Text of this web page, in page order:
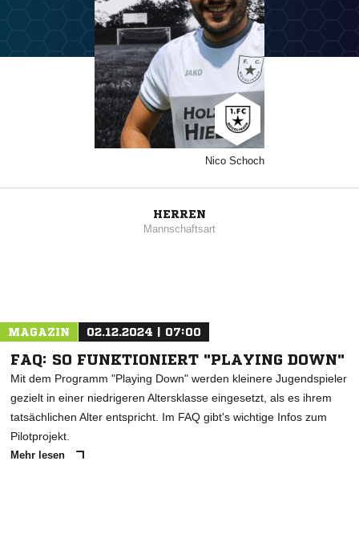
Nico Schoch
HERREN
Mannschaftsart
MAGAZIN 02.12.2024 | 07:00
FAQ: SO FUNKTIONIERT "PLAYING DOWN"
Mit dem Programm "Playing Down" werden kleinere Jugendspieler
gezielt in einer niedrigeren Altersklasse eingesetzt, als es ihrem
tatsächlichen Alter entspricht. Im FAQ gibt's wichtige Infos zum
Pilotprojekt.
Mehr lesen